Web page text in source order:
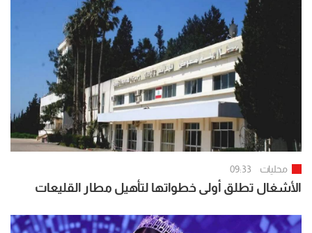
محليات 09:33
الأشغال تطلق أولى خطواتها لتأهيل مطار القليعات